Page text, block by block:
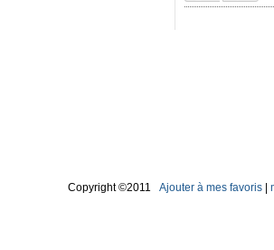
Copyright ©2011 Ajouter à mes favoris